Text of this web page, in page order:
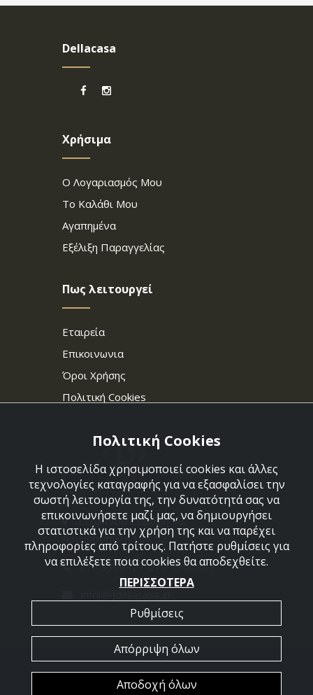
Dellacasa
Χρήσιμα
Ο Λογαριασμός Μου
Το Καλάθι Μου
Αγαπημένα
Εξέλιξη Παραγγελίας
Πως λειτουργεί
Εταιρεία
Επικοινωνια
Όροι Χρήσης
Πολιτική Cookies
Στεφάνου Σαράφη 36,
Αργυρούπολη 164 52
210 9960427-210 9960489
2026 @ All Rights Reserved - Dellacasa
Πολιτική Cookies
Η ιστοσελίδα χρησιμοποιεί cookies και άλλες
τεχνολογίες καταγραφής για να εξασφαλίσει την
σωστή λειτουργία της, την δυνατότητά σας να
επικοινωνήσετε μαζί μας, να δημιουργήσει
στατιστικά για την χρήση της και να παρέχει
πληροφορίες από τρίτους. Πατήστε ρυθμίσεις για
να επιλέξετε ποια cookies θα αποδεχθείτε.
ΠΕΡΙΣΣΟΤΕΡΑ
Ρυθμίσεις
Απόρριψη όλων
Αποδοχή όλων